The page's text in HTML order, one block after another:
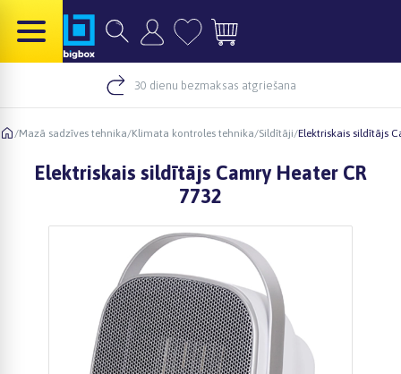
30 dienu bezmaksas atgriešana
/Mazā sadzīves tehnika/Klimata kontroles tehnika/Sildītāji/Elektriskais sildītājs
Elektriskais sildītājs Camry Heater CR
7732